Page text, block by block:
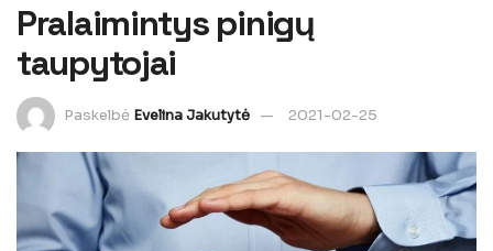
Pralaimintys pinigų
taupytojai
Paskelbė Evelina Jakutytė 2021-02-25